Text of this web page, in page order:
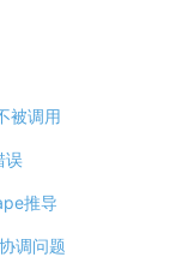
被调用
误
推导
调问题